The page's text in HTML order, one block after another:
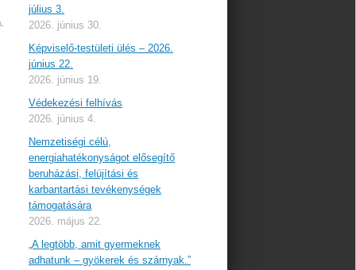
július 3.
2026. június 30.
Képviselő-testületi ülés – 2026.
június 22.
2026. június 19.
Védekezési felhívás
2026. június 4.
Nemzetiségi célú,
energiahatékonyságot elősegítő
beruházási, felújítási és
karbantartási tevékenységek
támogatására
2026. május 22.
„A legtöbb, amit gyermeknek
adhatunk – gyökerek és szárnyak.”